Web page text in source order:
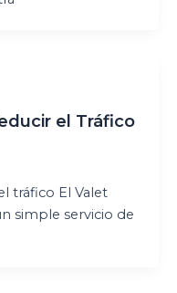
el Tráfico
tráfico El Valet
simple servicio de